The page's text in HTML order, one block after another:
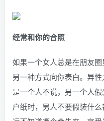
经常和你的合照
如果一个女人总是在朋友
另一种方式向你表白。异
是一个人不说，另一个人
户纸时，男人不要假装什